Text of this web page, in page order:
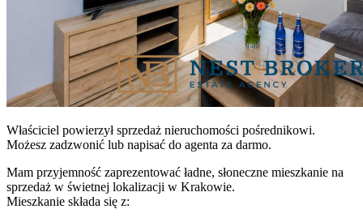
Właściciel powierzył sprzedaż nieruchomości pośrednikowi.
Możesz zadzwonić lub napisać do agenta za darmo.
Mam przyjemność zaprezentować ładne, słoneczne mieszkanie na
sprzedaż w świetnej lokalizacji w Krakowie.
Mieszkanie składa się z: